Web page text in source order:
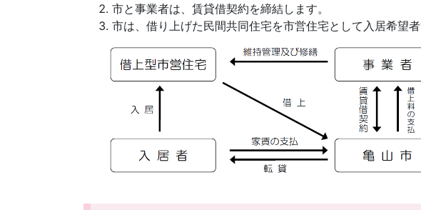
市と事業者は、賃貸借契約を締結します。
市は、借り上げた民間共同住宅を市営住宅として入居希望者